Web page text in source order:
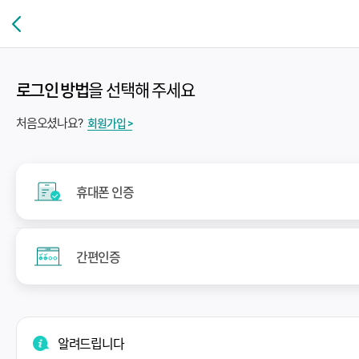
로그인 방법을 선택해 주세요
처음오셨나요? 회원가입 >
휴대폰 인증
간편인증
알려드립니다